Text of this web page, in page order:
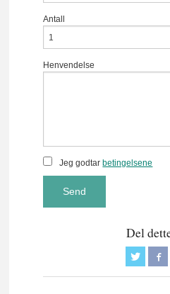
Antall
Henvendelse
Jeg godtarbetingelsene
Send
Del